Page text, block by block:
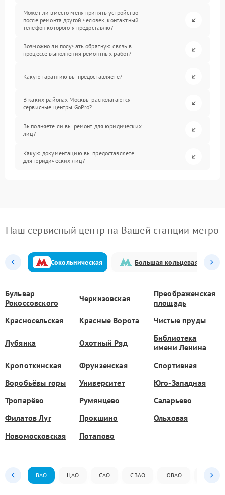
Может ли вместо меня принять устройство
после ремонта другой человек, контактный
телефон которого я предоставлю?
Возможно ли получать обратную связь в
процессе выполнения ремонтных работ?
Какую гарантию вы предоставляете?
В каких районах Москвы располагаются
сервисные центры GoPro?
Выполняете ли вы ремонт для юридических
лиц?
Какую документацию вы предоставляете
для юридических лиц?
Наш сервисный центр на Вашей станции метро
Сокольническая Большая кольцевая
Бульвар
Рокоссовского
Черкизовская
Преображенская
площадь
Красносельская
Красные Ворота Чистые пруды
Лубянка Охотный Ряд
Библиотека
имени Ленина
Кропоткинская
Фрунзенская
Спортивная
Воробьёвы горы
Университет
Юго-Западная
Тропарёво
Румянцево
Саларьево
Филатов Луг
Прокшино
Ольховая
Новомосковская
Потапово
ВАО ЦАО САО СВАО ЮВАО ЮАО